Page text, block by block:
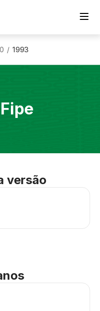
/ 1993
versão